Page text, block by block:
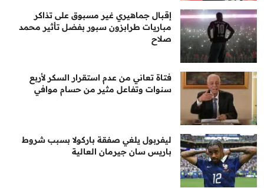
إقبال جماهيري غير مسبوق على تذاكر
مباريات طرابزون سبور بفضل تأثير محمد
صلاح
فتاة تعاني من عدم استقرار السكر لأربع
سنوات وتفاعل مثير من حسام موافي
ليفربول يلغي صفقة باركولا بسبب شروط
باريس سان جيرمان العالية